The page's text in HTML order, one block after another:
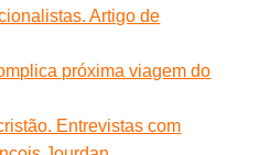
Artigo de
próxima viagem do
Entrevistas com